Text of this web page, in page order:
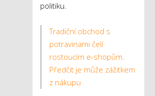
politiku.
Tradiční obchod s
potravinami čelí
rostoucím e-shopům.
Předčit je může zážitkem
z nákupu